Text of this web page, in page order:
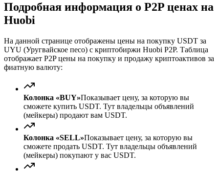
Подробная информация о P2P ценах на
Huobi
На данной странице отображены цены на покупку USDT за
UYU (Уругвайское песо) с криптобиржи Huobi P2P. Таблица
отображает P2P цены на покупку и продажу криптоактивов за
фиатную валюту:
Колонка «BUY»Показывает цену, за которую вы
сможете купить USDT. Тут владельцы объявлений
(мейкеры) продают вам USDT.
Колонка «SELL»Показывает цену, за которую вы
сможете продать USDT. Тут владельцы объявлений
(мейкеры) покупают у вас USDT.